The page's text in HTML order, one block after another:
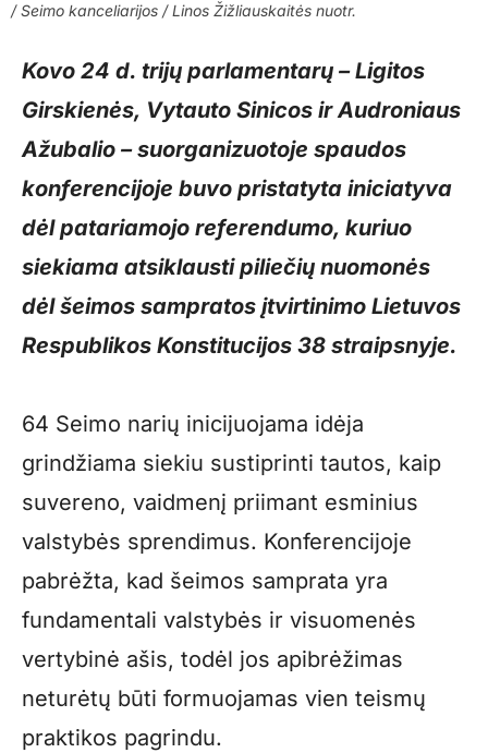
/ Seimo kanceliarijos / Linos Žižliauskaitės nuotr.
Kovo 24 d. trijų parlamentarų – Ligitos
Girskienės, Vytauto Sinicos ir Audroniaus
Ažubalio – suorganizuotoje spaudos
konferencijoje buvo pristatyta iniciatyva
dėl patariamojo referendumo, kuriuo
siekiama atsiklausti piliečių nuomonės
dėl šeimos sampratos įtvirtinimo Lietuvos
Respublikos Konstitucijos 38 straipsnyje.
64 Seimo narių inicijuojama idėja
grindžiama siekiu sustiprinti tautos, kaip
suvereno, vaidmenį priimant esminius
valstybės sprendimus. Konferencijoje
pabrėžta, kad šeimos samprata yra
fundamentali valstybės ir visuomenės
vertybinė ašis, todėl jos apibrėžimas
neturėtų būti formuojamas vien teismų
praktikos pagrindu.